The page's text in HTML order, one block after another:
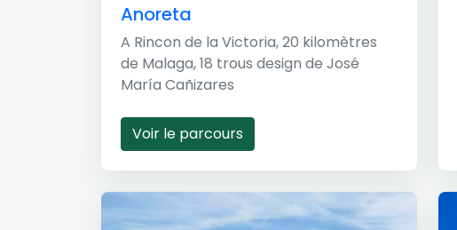
Anoreta
A Rincon de la Victoria, 20 kilomètres
de Malaga, 18 trous design de José
María Cañizares
Voir le parcours